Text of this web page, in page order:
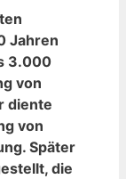
Jahren
3.000
von
diente
von
Später
die